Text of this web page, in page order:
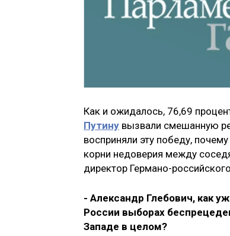
Как и ожидалось, 76,69
Путину вызвали смешанную
восприняли эту победу,
корни недоверия между
директор Германо-
- Александр Глебович, как
России выборах
Западе в целом?